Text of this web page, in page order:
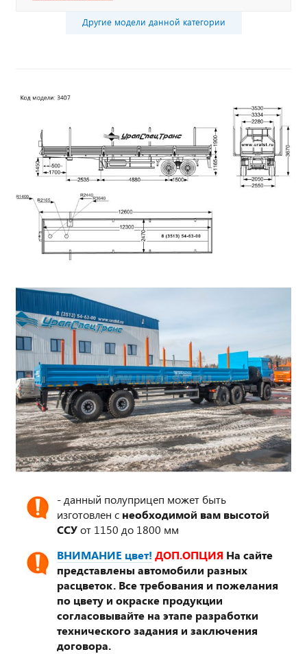
Другие модели данной категории
- данный полуприцеп может быть
изготовлен с необходимой вам высотой
ССУот 1150 до 1800 мм
ВНИМАНИЕ цвет! ДОП.ОПЦИЯ На сайте
представлены автомобили разных
расцветок. Все требования и пожелания
по цвету и окраске продукции
согласовывайте на этапе разработки
технического задания и заключения
договора.